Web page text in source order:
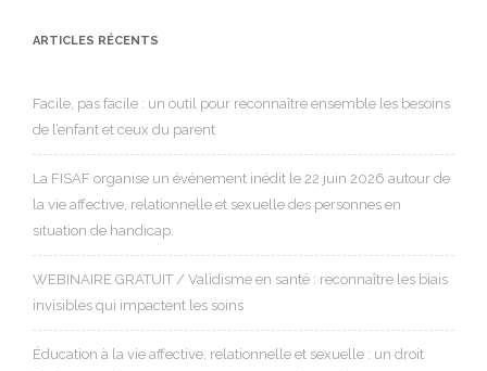
ARTICLES RÉCENTS
Facile, pas facile : un outil pour reconnaître ensemble les besoins
de l’enfant et ceux du parent
La FISAF organise un événement inédit le 22 juin 2026 autour de
la vie affective, relationnelle et sexuelle des personnes en
situation de handicap.
WEBINAIRE GRATUIT / Validisme en santé : reconnaître les biais
invisibles qui impactent les soins
Éducation à la vie affective, relationnelle et sexuelle : un droit